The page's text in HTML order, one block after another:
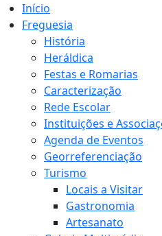
Início
Freguesia
História
Heráldica
Festas e Romarias
Caracterização
Rede Escolar
Instituições e
Agenda de Eventos
Georreferenciação
Turismo
Locais a Visitar
Gastronomia
Artesanato